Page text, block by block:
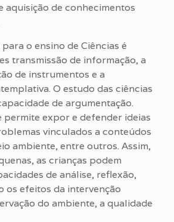
aquisição de conhecimentos
o ensino de Ciências é
transmissão de informação, a
de instrumentos e a
O estudo das ciências
de argumentação.
permite expor e defender ideias
vinculados a conteúdos
ambiente, entre outros. Assim,
as crianças podem
de análise, reflexão,
os efeitos da intervenção
do ambiente, a qualidade